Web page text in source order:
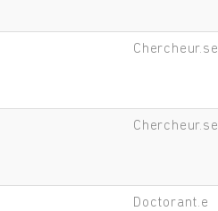
Chercheur.se
Chercheur.se
Doctorant.e